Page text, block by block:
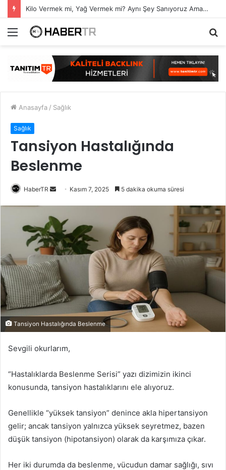
Kilo Vermek mi, Yağ Vermek mi? Aynı Şey Sanıyoruz Ama Değil!
Menü
Anasayfa / Sağlık
Sağlık
Tansiyon Hastalığında
Beslenme
HaberTR
Bir
göndermek
Kasım 7, 2025 5 dakika okuma süresi
Tansiyon Hastalığında Beslenme
Sevgili okurlarım,
“Hastalıklarda Beslenme Serisi” yazı dizimizin ikinci
konusunda, tansiyon hastalıklarını ele alıyoruz.
Genellikle “yüksek tansiyon” denince akla hipertansiyon
gelir; ancak tansiyon yalnızca yüksek seyretmez, bazen
düşük tansiyon (hipotansiyon) olarak da karşımıza çıkar.
Her iki durumda da beslenme, vücudun damar sağlığı, sıvı